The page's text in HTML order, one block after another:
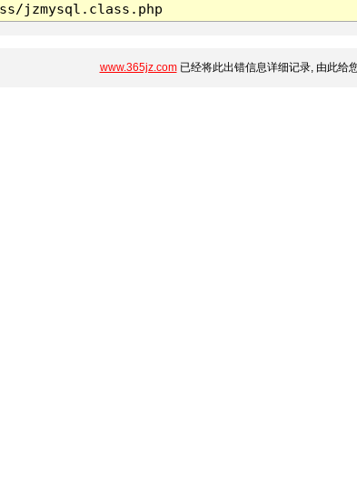
jzmysql.class.php
www.365jz.com已经将此出错信息详细记录, 由此给